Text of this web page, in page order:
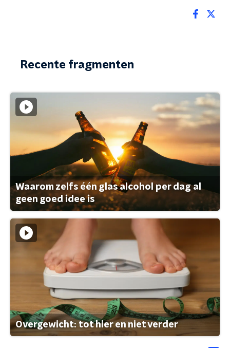
Recente fragmenten
Waarom zelfs één glas alcohol per dag al
geen goed idee is
Overgewicht: tot hier en niet verder